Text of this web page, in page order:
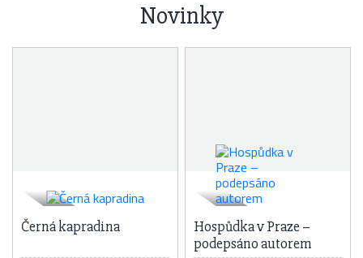
Novinky
Černá kapradina
Hospůdka v Praze –
podepsáno autorem